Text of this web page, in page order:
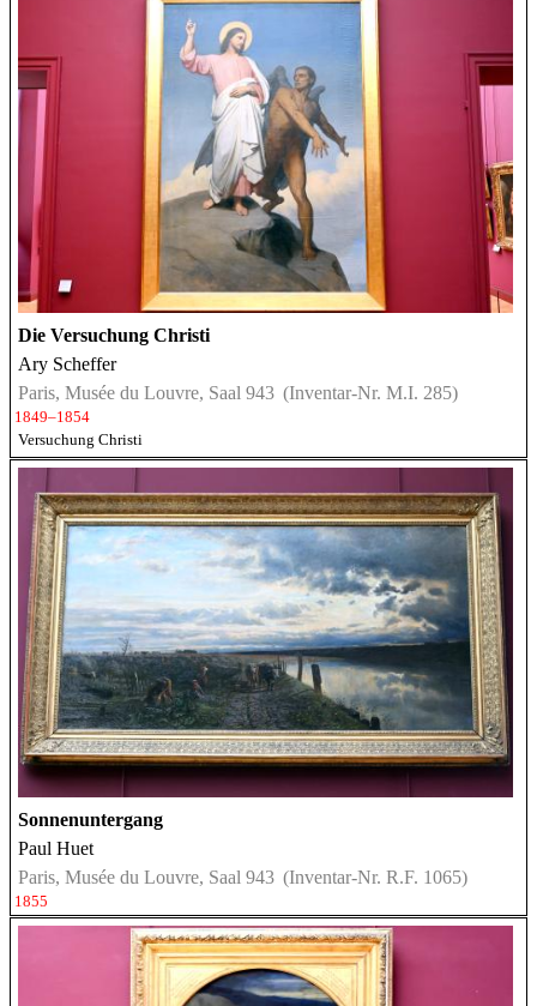
Die Versuchung Christi
Ary Scheffer
Paris, Musée du Louvre, Saal 943 (Inventar-Nr. M.I. 285)
1849–1854
Versuchung Christi
Sonnenuntergang
Paul Huet
Paris, Musée du Louvre, Saal 943 (Inventar-Nr. R.F. 1065)
1855